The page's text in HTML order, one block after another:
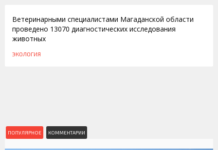
Ветеринарными специалистами Магаданской области
проведено 13070 диагностических исследования
животных
ЭКОЛОГИЯ
ПОПУЛЯРНОЕ КОММЕНТАРИИ